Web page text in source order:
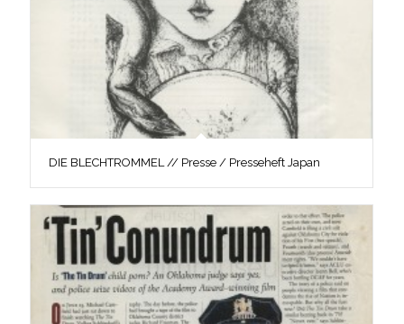
DIE BLECHTROMMEL // Presse / Presseheft Japan